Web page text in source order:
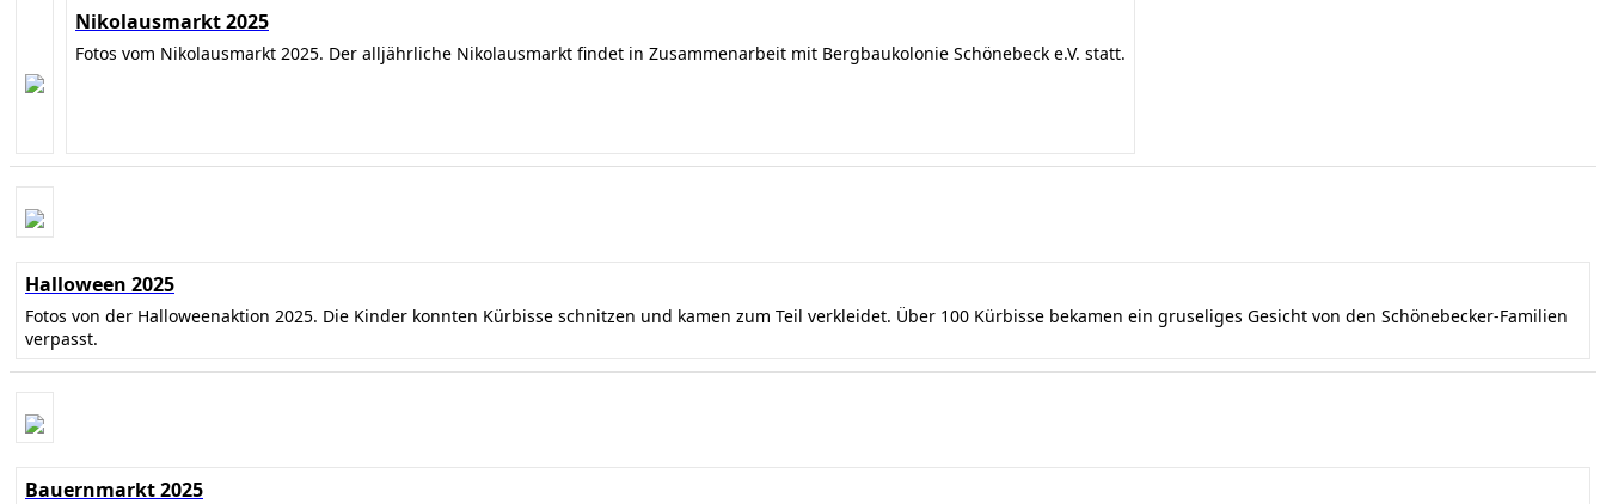
Nikolausmarkt 2025
Fotos vom Nikolausmarkt 2025. Der alljährliche Nikolausmarkt findet in Zusammenarbeit mit Bergbaukolonie Schönebeck e.V. statt.
Halloween 2025
Fotos von der Halloweenaktion 2025. Die Kinder konnten Kürbisse schnitzen und kamen zum Teil verkleidet. Über 100 Kürbisse bekamen ein gruseliges Gesicht von den Schönebecker-Familien
verpasst.
Bauernmarkt 2025